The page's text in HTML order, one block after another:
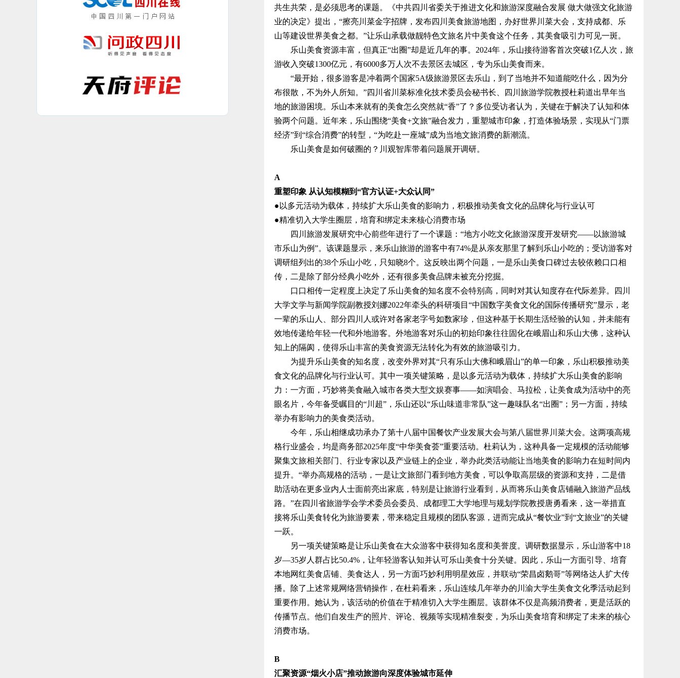
共生共荣，是必须思考的课题。《中共四川省委关于推进文化和旅游深度融合发展 做大做强文化旅游
业的决定》提出，“擦亮川菜金字招牌，发布四川美食旅游地图，办好世界川菜大会，支持成都、乐
山等建设世界美食之都。”让乐山承载做靓特色文旅名片中美食这个任务，其美食吸引力可见一斑。
乐山美食资源丰富，但真正“出圈”却是近几年的事。2024年，乐山接待游客首次突破1亿人次，旅
游收入突破1300亿元，有6000多万人次不去景区去城区，专为乐山美食而来。
“最开始，很多游客是冲着两个国家5A级旅游景区去乐山，到了当地并不知道能吃什么，因为分
布很散，不为外人所知。”四川省川菜标准化技术委员会秘书长、四川旅游学院教授杜莉道出早年当
地的旅游困境。乐山本来就有的美食怎么突然就“香”了？多位受访者认为，关键在于解决了认知和体
验两个问题。近年来，乐山围绕“美食+文旅”融合发力，重塑城市印象，打造体验场景，实现从“门票
经济”到“综合消费”的转型，“为吃赴一座城”成为当地文旅消费的新潮流。
乐山美食是如何破圈的？川观智库带着问题展开调研。
A
重塑印象 从认知模糊到“官方认证+大众认同”
●以多元活动为载体，持续扩大乐山美食的影响力，积极推动美食文化的品牌化与行业认可
●精准切入大学生圈层，培育和绑定未来核心消费市场
四川旅游发展研究中心前些年进行了一个课题：“地方小吃文化旅游深度开发研究——以旅游城
市乐山为例”。该课题显示，来乐山旅游的游客中有74%是从亲友那里了解到乐山小吃的；受访游客对
调研组列出的38个乐山小吃，只知晓8个。这反映出两个问题，一是乐山美食口碑过去较依赖口口相
传，二是除了部分经典小吃外，还有很多美食品牌未被充分挖掘。
口口相传一定程度上决定了乐山美食的知名度不会特别高，同时对其认知度存在代际差异。四川
大学文学与新闻学院副教授刘娜2022年牵头的科研项目“中国数字美食文化的国际传播研究”显示，老
一辈的乐山人、部分四川人或许对各家老字号如数家珍，但这种基于长期生活经验的认知，并未能有
效地传递给年轻一代和外地游客。外地游客对乐山的初始印象往往固化在峨眉山和乐山大佛，这种认
知上的隔阂，使得乐山丰富的美食资源无法转化为有效的旅游吸引力。
为提升乐山美食的知名度，改变外界对其“只有乐山大佛和峨眉山”的单一印象，乐山积极推动美
食文化的品牌化与行业认可。其中一项关键策略，是以多元活动为载体，持续扩大乐山美食的影响
力：一方面，巧妙将美食融入城市各类大型文娱赛事——如演唱会、马拉松，让美食成为活动中的亮
眼名片，今年备受瞩目的“川超”，乐山还以“乐山味道非常队”这一趣味队名“出圈”；另一方面，持续
举办有影响力的美食类活动。
今年，乐山相继成功承办了第十八届中国餐饮产业发展大会与第八届世界川菜大会。这两项高规
格行业盛会，均是商务部2025年度“中华美食荟”重要活动。杜莉认为，这种具备一定规模的活动能够
聚集文旅相关部门、行业专家以及产业链上的企业，举办此类活动能让当地美食的影响力在短时间内
提升。“举办高规格的活动，一是让文旅部门看到地方美食，可以争取高层级的资源和支持，二是借
助活动在更多业内人士面前亮出家底，特别是让旅游行业看到，从而将乐山美食店铺融入旅游产品线
路。”在四川省旅游学会学术委员会委员、成都理工大学地理与规划学院教授唐勇看来，这一举措直
接将乐山美食转化为旅游要素，带来稳定且规模的团队客源，进而完成从“餐饮业”到“文旅业”的关键
一跃。
另一项关键策略是让乐山美食在大众游客中获得知名度和美誉度。调研数据显示，乐山游客中18
岁—35岁人群占比50.4%，让年轻游客认知并认可乐山美食十分关键。因此，乐山一方面引导、培育
本地网红美食店铺、美食达人，另一方面巧妙利用明星效应，并联动“荣昌卤鹅哥”等网络达人扩大传
播。除了上述常规网络营销操作，在杜莉看来，乐山连续几年举办的川渝大学生美食文化季活动起到
重要作用。她认为，该活动的价值在于精准切入大学生圈层。该群体不仅是高频消费者，更是活跃的
传播节点。他们自发生产的照片、评论、视频等实现精准裂变，为乐山美食培育和绑定了未来的核心
消费市场。
B
汇聚资源“烟火小店”推动旅游向深度体验城市延伸